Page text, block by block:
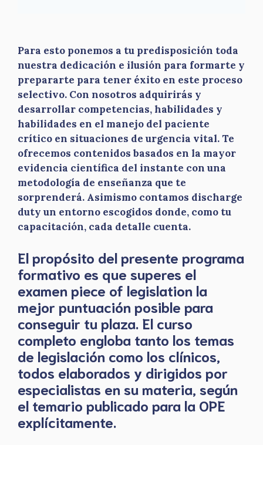
Para esto ponemos a tu predisposición toda
nuestra dedicación e ilusión para formarte y
prepararte para tener éxito en este proceso
selectivo. Con nosotros adquirirás y
desarrollar competencias, habilidades y
habilidades en el manejo del paciente
crítico en situaciones de urgencia vital. Te
ofrecemos contenidos basados en la mayor
evidencia científica del instante con una
metodología de enseñanza que te
sorprenderá. Asimismo contamos discharge
duty un entorno escogidos donde, como tu
capacitación, cada detalle cuenta.
El propósito del presente programa
formativo es que superes el
examen piece of legislation la
mejor puntuación posible para
conseguir tu plaza. El curso
completo engloba tanto los temas
de legislación como los clínicos,
todos elaborados y dirigidos por
especialistas en su materia, según
el temario publicado para la OPE
explícitamente.